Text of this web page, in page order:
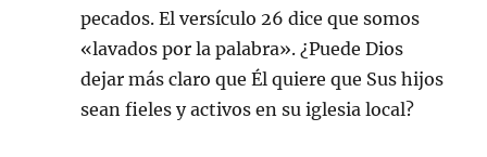
pecados. El versículo 26 dice que somos
«lavados por la palabra». ¿Puede Dios
dejar más claro que Él quiere que Sus hijos
sean fieles y activos en su iglesia local?